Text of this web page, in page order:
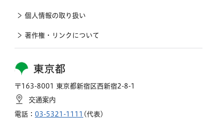
東京都
〒163-8001 東京都新宿区西新宿2-8-1
交通案内
電話： 03-5321-1111 (代表)
個人情報の取り扱い
著作権・リンクについて